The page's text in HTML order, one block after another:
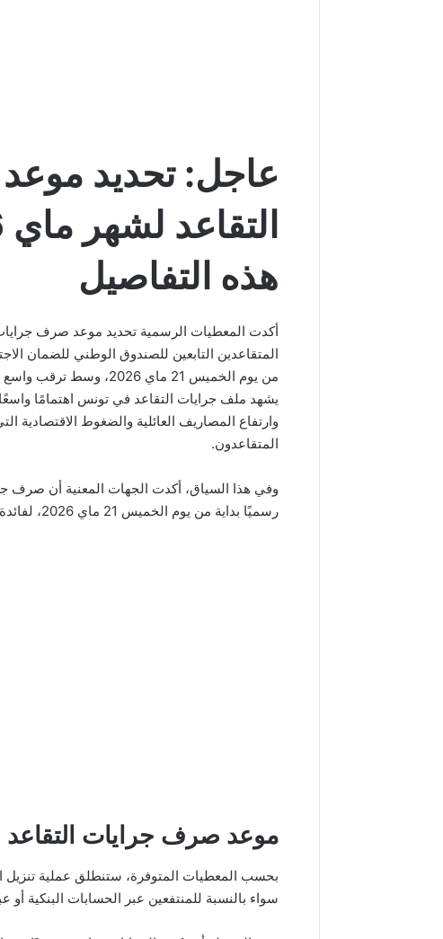
عاجل: تحديد
هذه التفاصيل
المتقاعدين التابعين للصندوق الوطني للضمان
من يوم الخميس 21 ماي 2026، وسط ترقب واسع من آلاف المتقاعدين في تونس.
يشهد ملف جرايات التقاعد في تونس اهتمامًا
وارتفاع المصاريف العائلية والضغوط
المتقاعدون.
رسميًا بداية من يوم الخميس 21 ماي 2026، لفائدة المنتفعين عبر البنوك وكذلك البريد التونسي.
موعد صرف جرايات التقاعد
سواء بالنسبة للمنتفعين عبر الحسابات البنكية أو